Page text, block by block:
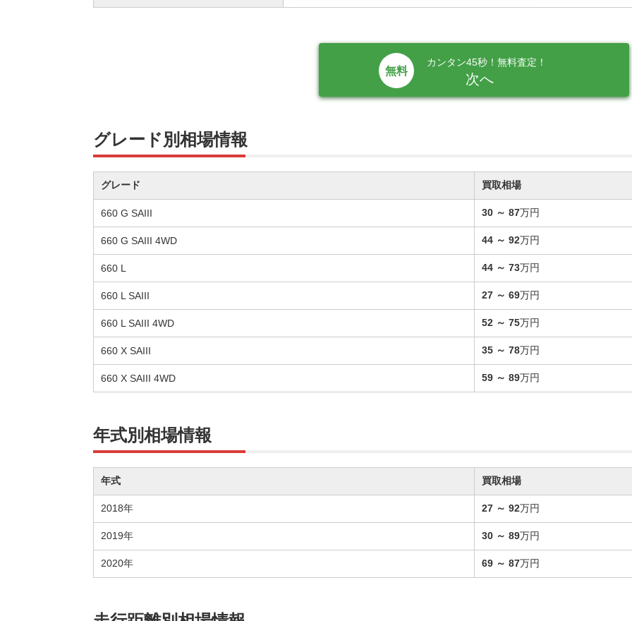
カンタン45秒！無料査定！
次へ
グレード別相場情報
グレード 買取相場
660 G SAIII 30 ～ 87万円
660 G SAIII 4WD 44 ～ 92万円
660 L 44 ～ 73万円
660 L SAIII 27 ～ 69万円
660 L SAIII 4WD 52 ～ 75万円
660 X SAIII 35 ～ 78万円
660 X SAIII 4WD 59 ～ 89万円
年式別相場情報
年式 買取相場
2018年 27 ～ 92万円
2019年 30 ～ 89万円
2020年 69 ～ 87万円